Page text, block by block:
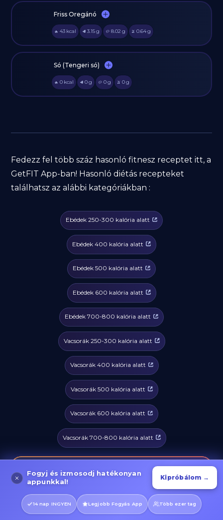
Friss Oregánó
🔥 43 kcal 🥩 3.15g 🥔 8.02 g 🫒 0.64g
Só (Tengeri só)
🔥 0 kcal 🥩 0g 🥔 0g 🫒 0g
Fedezz fel több száz hasonló fitnesz receptet itt, a
GetFIT App-ban! Hasonló diétás recepteket
találhatsz az alábbi kategóriákban :
Ebédek 250-300 kalória alatt
Ebédek 400 kalória alatt
Ebédek 500 kalória alatt
Ebédek 600 kalória alatt
Ebédek 700-800 kalória alatt
Vacsorák 250-300 kalória alatt
Vacsorák 400 kalória alatt
Vacsorák 500 kalória alatt
Vacsorák 600 kalória alatt
Vacsorák 700-800 kalória alatt
👨‍🍳
Új receptek elérhetőek az appban
Fedezd fel az új egészséges és finom receptjeinket
Megnyitás
Fogyj és izmosodj hatékonyan
appunkkal!
Kipróbálom →
14 nap INGYEN Legjobb Fogyás App Több ezer tag